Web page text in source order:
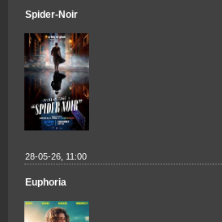
Spider-Noir
28-05-26, 11:00
Euphoria